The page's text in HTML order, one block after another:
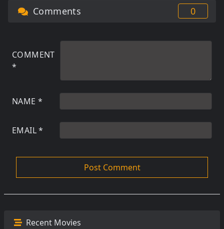
Comments 0
COMMENT
*
NAME *
EMAIL*
Recent Movies